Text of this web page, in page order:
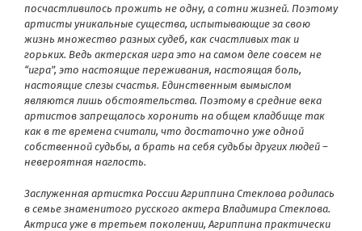
посчастливилось прожить не одну, а сотни жизней. Поэтому
артисты уникальные существа, испытывающие за свою
жизнь множество разных судеб, как счастливых так и
горьких. Ведь актерская игра это на самом деле совсем не
“игра”, это настоящие переживания, настоящая боль,
настоящие слезы счастья. Единственным вымыслом
являются лишь обстоятельства. Поэтому в средние века
артистов запрещалось хоронить на общем кладбище так
как в те времена считали, что достаточно уже одной
собственной судьбы, а брать на себя судьбы других людей –
невероятная наглость.
Заслуженная артистка России Агриппина Стеклова родилась
в семье знаменитого русского актера Владимира Стеклова.
Актриса уже в третьем поколении, Агриппина практически